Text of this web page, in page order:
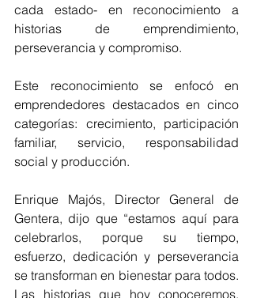
cada estado- en reconocimiento a
historias de emprendimiento,
perseverancia y compromiso.
Este reconocimiento se enfocó en
emprendedores destacados en cinco
categorías: crecimiento, participación
familiar, servicio, responsabilidad
social y producción.
Enrique Majós, Director General de
Gentera, dijo que “estamos aquí para
celebrarlos, porque su tiempo,
esfuerzo, dedicación y perseverancia
se transforman en bienestar para todos.
Las historias que hoy conoceremos,